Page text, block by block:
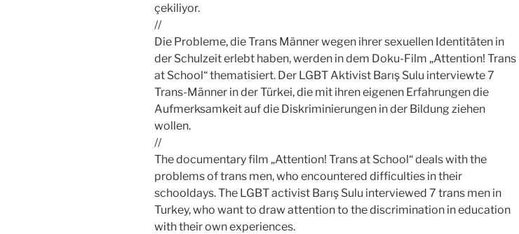
çekiliyor.
//
Die Probleme, die Trans Männer wegen ihrer sexuellen Identitäten in
der Schulzeit erlebt haben, werden in dem Doku-Film „Attention! Trans
at School“ thematisiert. Der LGBT Aktivist Barış Sulu interviewte 7
Trans-Männer in der Türkei, die mit ihren eigenen Erfahrungen die
Aufmerksamkeit auf die Diskriminierungen in der Bildung ziehen
wollen.
//
The documentary film „Attention! Trans at School“ deals with the
problems of trans men, who encountered difficulties in their
schooldays. The LGBT activist Barış Sulu interviewed 7 trans men in
Turkey, who want to draw attention to the discrimination in education
with their own experiences.